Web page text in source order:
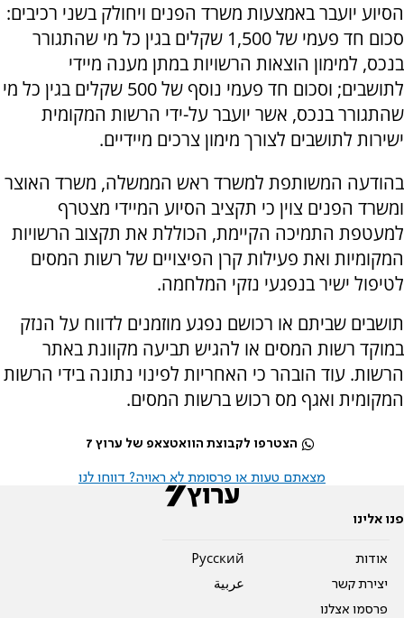
הסיוע יועבר באמצעות משרד הפנים ויחולק בשני רכיבים:
סכום חד פעמי של 1,500 שקלים בגין כל מי שהתגורר
בנכס, למימון הוצאות הרשויות במתן מענה מיידי
לתושבים; וסכום חד פעמי נוסף של 500 שקלים בגין כל מי
שהתגורר בנכס, אשר יועבר על-ידי הרשות המקומית
ישירות לתושבים לצורך מימון צרכים מיידיים.
בהודעה המשותפת למשרד ראש הממשלה, משרד האוצר
ומשרד הפנים צוין כי תקציב הסיוע המיידי מצטרף
למעטפת התמיכה הקיימת, הכוללת את תקצוב הרשויות
המקומיות ואת פעילות קרן הפיצויים של רשות המסים
לטיפול ישיר בנפגעי נזקי המלחמה.
תושבים שביתם או רכושם נפגע מוזמנים לדווח על הנזק
במוקד רשות המסים או להגיש תביעה מקוונת באתר
הרשות. עוד הובהר כי האחריות לפינוי נתונה בידי הרשות
המקומית ואגף מס רכוש ברשות המסים.
הצטרפו לקבוצת הוואטצאפ של ערוץ 7
מצאתם טעות או פרסומת לא ראויה? דווחו לנו
פנו אלינו
אודות
יצירת קשר
פרסמו אצלנו
Pусский
عربية